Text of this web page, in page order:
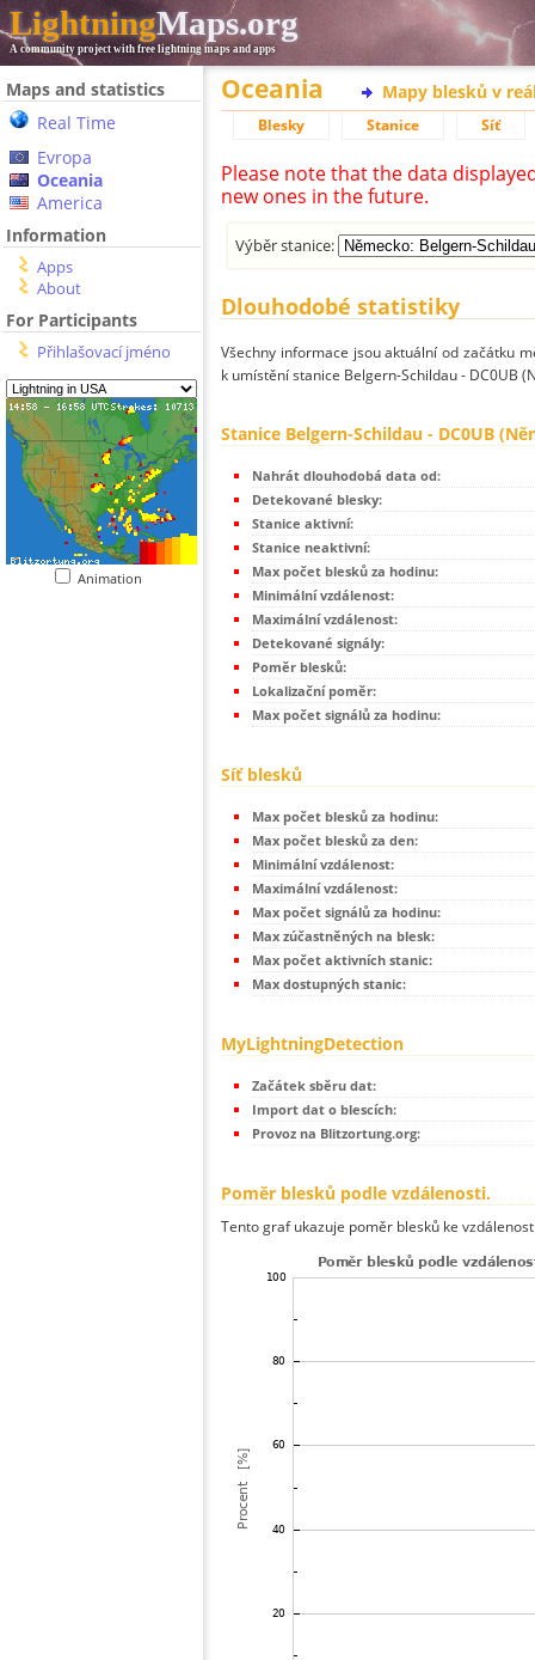
LightningMaps.org
A community project with free lightning maps and apps
Maps and statistics
Real Time
Evropa
Oceania
America
Information
Apps
About
For Participants
Přihlašovací jméno
Animation
Oceania Mapy blesků v
Blesky Stanice Síť
Please note that the data
new ones in the future.
Výběr stanice:
Dlouhodobé statistiky
Všechny informace jsou aktuální od začátku
k umístění stanice Belgern-Schildau - DC0UB
Stanice Belgern-Schildau - DC0UB
Nahrát dlouhodobá data od:
Detekované blesky:
Stanice aktivní:
Stanice neaktivní:
Max počet blesků za hodinu:
Minimální vzdálenost:
Maximální vzdálenost:
Detekované signály:
Poměr blesků:
Lokalizační poměr:
Max počet signálů za hodinu:
Síť blesků
Max počet blesků za hodinu:
Max počet blesků za den:
Minimální vzdálenost:
Maximální vzdálenost:
Max počet signálů za hodinu:
Max zúčastněných na blesk:
Max počet aktivních stanic:
Max dostupných stanic:
MyLightningDetection
Začátek sběru dat:
Import dat o blescích:
Provoz na Blitzortung.org:
Poměr blesků podle vzdálenosti.
Tento graf ukazuje poměr blesků ke